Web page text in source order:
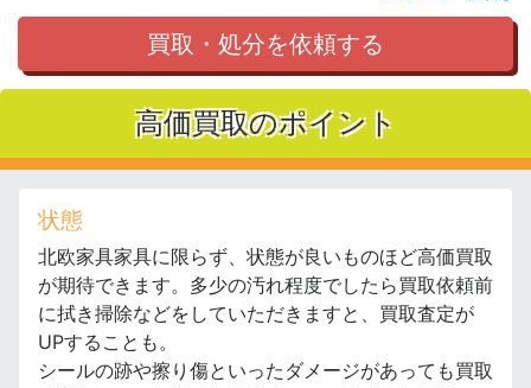
買取・処分を依頼する
高価買取のポイント
状態
北欧家具家具に限らず、状態が良いものほど高価買取
が期待できます。多少の汚れ程度でしたら買取依頼前
に拭き掃除などをしていただきますと、買取査定が
UPすることも。
シールの跡や擦り傷といったダメージがあっても買取